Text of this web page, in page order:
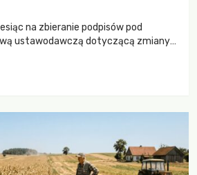
na zbieranie podpisów pod
ustawodawczą dotyczącą zmiany
dla przyrody i zwierząt,
w Polsce.